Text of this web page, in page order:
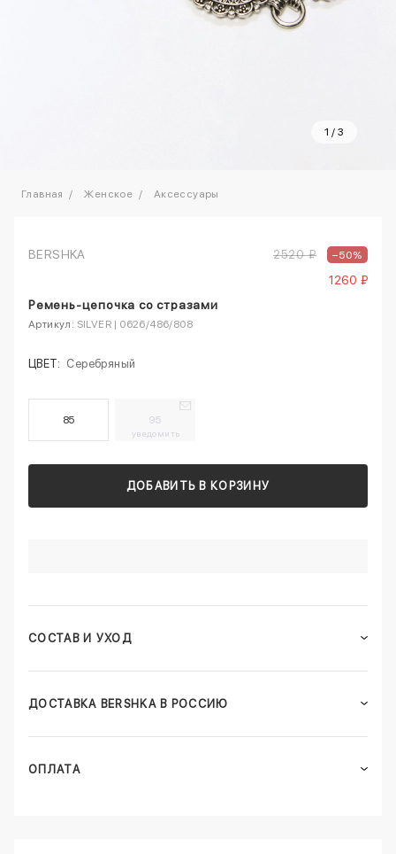
1 / 3
Главная Женское Аксессуары
BERSHKA 2520 ₽ –50%
1260 ₽
Ремень-цепочка со стразами
Артикул: SILVER | 0626/486/808
ЦВЕТ: Серебряный
85 95
уведомить
ДОБАВИТЬ В КОРЗИНУ
СОСТАВ И УХОД
ДОСТАВКА BERSHKA В РОССИЮ
ОПЛАТА